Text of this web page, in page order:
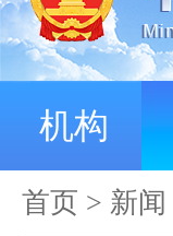
机构
首页 > 新闻